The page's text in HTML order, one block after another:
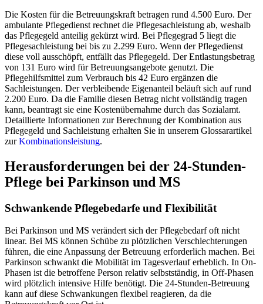
Die Kosten für die Betreuungskraft betragen rund 4.500 Euro. Der
ambulante Pflegedienst rechnet die Pflegesachleistung ab, weshalb
das Pflegegeld anteilig gekürzt wird. Bei Pflegegrad 5 liegt die
Pflegesachleistung bei bis zu 2.299 Euro. Wenn der Pflegedienst
diese voll ausschöpft, entfällt das Pflegegeld. Der Entlastungsbetrag
von 131 Euro wird für Betreuungsangebote genutzt. Die
Pflegehilfsmittel zum Verbrauch bis 42 Euro ergänzen die
Sachleistungen. Der verbleibende Eigenanteil beläuft sich auf rund
2.200 Euro. Da die Familie diesen Betrag nicht vollständig tragen
kann, beantragt sie eine Kostenübernahme durch das Sozialamt.
Detaillierte Informationen zur Berechnung der Kombination aus
Pflegegeld und Sachleistung erhalten Sie in unserem Glossarartikel
zurKombinationsleistung.
Herausforderungen bei der 24-Stunden-
Pflege bei Parkinson und MS
Schwankende Pflegebedarfe und Flexibilität
Bei Parkinson und MS verändert sich der Pflegebedarf oft nicht
linear. Bei MS können Schübe zu plötzlichen Verschlechterungen
führen, die eine Anpassung der Betreuung erforderlich machen. Bei
Parkinson schwankt die Mobilität im Tagesverlauf erheblich. In On-
Phasen ist die betroffene Person relativ selbstständig, in Off-Phasen
wird plötzlich intensive Hilfe benötigt. Die 24-Stunden-Betreuung
kann auf diese Schwankungen flexibel reagieren, da die